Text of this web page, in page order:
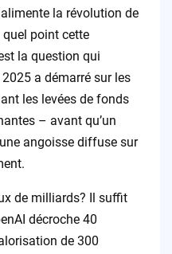
la révolution de
quel point cette
la question qui
a démarré sur les
les levées de fonds
– avant qu’un
angoisse diffuse sur
de milliards? Il suffit
décroche 40
de 300